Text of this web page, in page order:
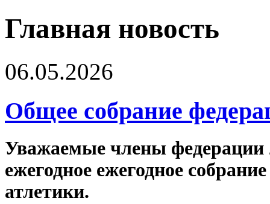
Главная новость
06.05.2026
Общее собрание
Уважаемые члены федерации
ежегодное ежегодное
атлетики.